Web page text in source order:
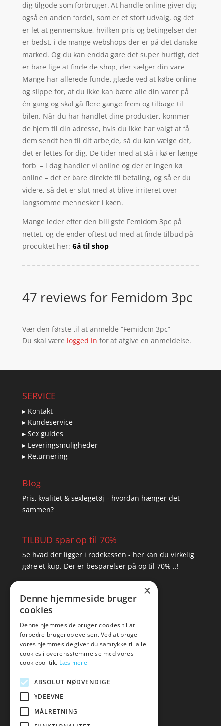
dig tilgode som forbruger. At handle online giver dig
også en anden fordel, som er et stort udvalg, og det
er let at gennemskue, hvilken pris og betingelser der
er bedst, i de mange webshops der er på det danske
marked. Og du kan endda gøre det super hurtigt, det
er bare lige at finde de shop, der sælger din vare.
Mange har allerede fundet glæde ved at købe online
og slippe for, at du ikke kan bære alle din varer på
én gang og skal gå flere gange frem og tilbage til
bilen. Når du har handlet dine produkter, kommer
de hjem til din adresse, hvis du ikke har valgt at få
dem sendt hen til dit arbejde, så du kan vælge det,
det er lettes for dig. De tider med at stå i kø er længe
forbi – i dag handler vi online og der er ingen kø
online – det er bare direkte til betaling, og så er du
videre, så det er slut med at blive irriteret over
langsomme mennesker i køen.
Mange leder efter den billigste Femidom 3pc på
nettet, og de ender oftest ud med at finde tilbud på
produktet her: Gå til shop
47 reviews for Femidom 3pc
Vær den første til at anmelde “Femidom 3pc”
Du skal være logged in for at afgive en anmeldelse.
SERVICE
▸ Kontakt
▸ Kundeservice
▸ Sex guides
▸ Leveringsmuligheder
▸ Returnering
Blog
Pris, kvalitet & sexlegetøj – hvordan hænger det
sammen?
TILBUD spar op til 70%
Se hvad der ligger i rodekassen - her kan du virkelig
gøre et kup. Der er besparelser på op til 70% ..!
Tlf: 7876 8672
Mail: hej@amare.dk
×
Denne hjemmeside bruger
cookies
Denne hjemmeside bruger cookies til at
forbedre brugeroplevelsen. Ved at bruge
vores hjemmeside giver du samtykke til alle
cookies i overensstemmelse med vores
cookiepolitik. Læs mere
ABSOLUT NØDVENDIGE
YDEEVNE
MÅLRETNING